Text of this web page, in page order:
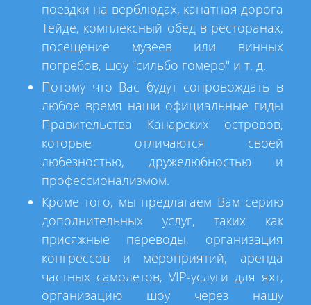
поездки на верблюдах, канатная дорога
Тейде, комплексный обед в ресторанах,
посещение музеев или винных
погребов, шоу "сильбо гомеро" и т. д.
Потому что Вас будут сопровождать в
любое время наши официальные гиды
Правительства Канарских островов,
которые отличаются своей
любезностью, дружелюбностью и
профессионализмом.
Кроме того, мы предлагаем Вам серию
дополнительных услуг, таких как
присяжные переводы, организация
конгрессов и мероприятий, аренда
частных самолетов, VIP-услуги для яхт,
организацию шоу через нашу